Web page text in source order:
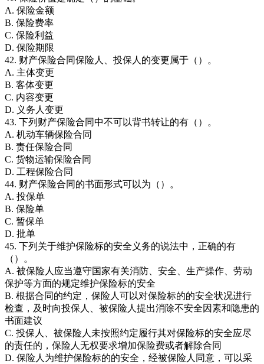
A. 保险金额
B. 保险费率
C. 保险利益
D. 保险期限
42. 财产保险合同保险人、投保人的变更属于（）。
A. 主体变更
B. 客体变更
C. 内容变更
D. 义务人变更
43. 下列财产保险合同中不可以背书转让的有（）。
A. 机动车辆保险合同
B. 责任保险合同
C. 货物运输保险合同
D. 工程保险合同
44. 财产保险合同的书面形式可以为（）。
A. 投保单
B. 保险单
C. 暂保单
D. 批单
45. 下列关于维护保险标的安全义务的说法中，正确的有
（）。
A. 被保险人应当遵守国家有关消防、安全、生产操作、劳动
保护等方面的规定维护保险标的安全
B. 根据合同的约定，保险人可以对保险标的的安全状况进行
检查，及时向投保人、被保险人提出消除不安全因素和隐患的
书面建议
C. 投保人、被保险人未按照约定履行其对保险标的安全应尽
的责任的，保险人无权要求增加保险费或者解除合同
D. 保险人为维护保险标的的安全，经被保险人同意，可以采